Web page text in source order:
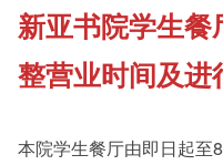
活动
新亚书院学生餐
整营业时间及进
本院学生餐厅由即日起至